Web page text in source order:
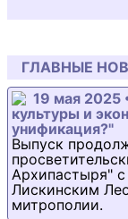
ГЛАВНЫЕ
19 мая 2025
культуры и
унификация?"
Выпуск
Архипастыря"
Лискинским
митрополии.